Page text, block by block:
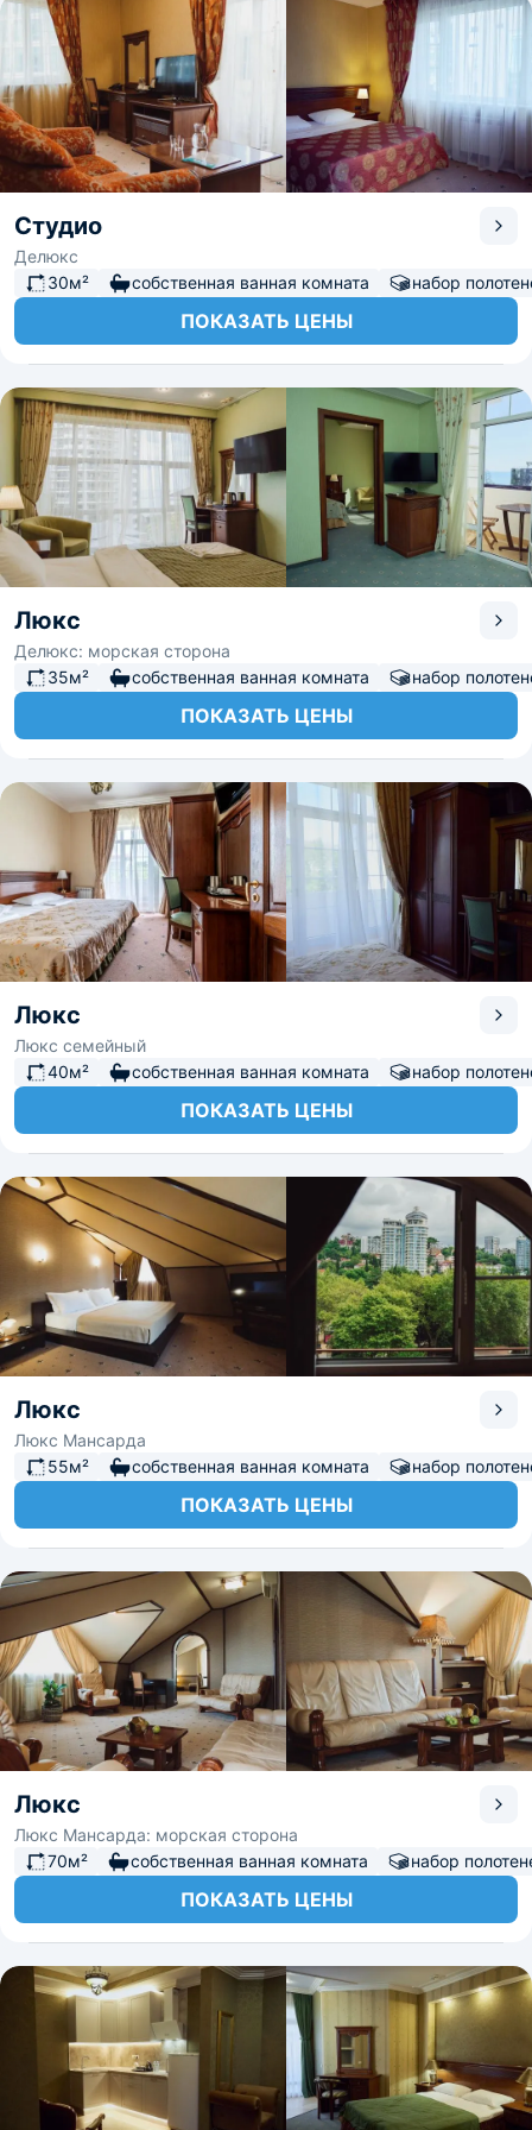
Студио
Делюкс
30м²
собственная ванная комната набор
ПОКАЗАТЬ ЦЕНЫ
Люкс
Делюкс: морская сторона
35м²
собственная ванная комната набор
ПОКАЗАТЬ ЦЕНЫ
Люкс
Люкс семейный
40м²
собственная ванная комната набор
ПОКАЗАТЬ ЦЕНЫ
Люкс
Люкс Мансарда
55м²
собственная ванная комната набор
ПОКАЗАТЬ ЦЕНЫ
Люкс
Люкс Мансарда: морская сторона
70м²
собственная ванная комната набор
ПОКАЗАТЬ ЦЕНЫ